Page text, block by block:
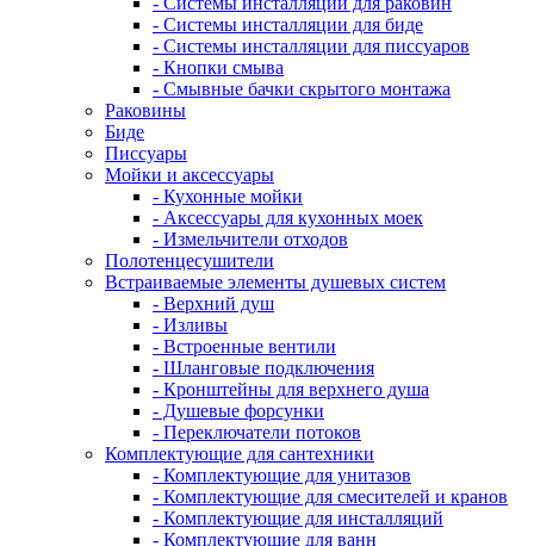
- Системы инсталляции для биде
- Системы инсталляции для писсуаров
- Кнопки смыва
- Смывные бачки скрытого монтажа
Раковины
Биде
Писсуары
Мойки и аксессуары
- Кухонные мойки
- Аксессуары для кухонных моек
- Измельчители отходов
Полотенцесушители
Встраиваемые элементы душевых систем
- Верхний душ
- Изливы
- Встроенные вентили
- Шланговые подключения
- Кронштейны для верхнего душа
- Душевые форсунки
- Переключатели потоков
Комплектующие для сантехники
- Комплектующие для унитазов
- Комплектующие для смесителей и кранов
- Комплектующие для инсталляций
- Комплектующие для ванн